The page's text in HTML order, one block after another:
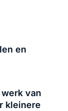
en
van
kleinere